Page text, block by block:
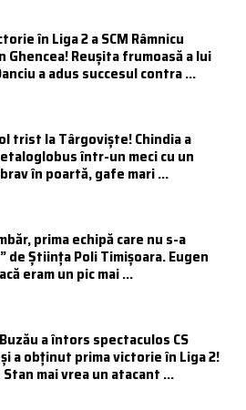
în Liga 2 a SCM Râmnicu
Ghencea! Reușita frumoasă a lui
a adus succesul contra ...
trist la Târgoviște! Chindia a
într-un meci cu un
în poartă, gafe mari ...
prima echipă care nu s-a
de Știința Poli Timișoara. Eugen
eram un pic mai ...
a întors spectaculos CS
a obținut prima victorie în Liga 2!
mai vrea un atacant ...